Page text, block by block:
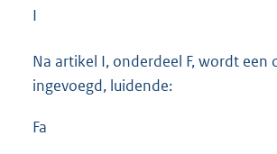
I
Na artikel I, onderdeel F, wordt een
ingevoegd, luidende:
Fa